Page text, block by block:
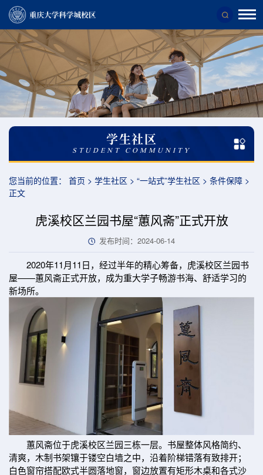
校
区
概
况
学生社区
STUDENT COMMUNITY
您当前的位置： 首页 > 学生社区 > “一站式”学生社区 > 条件保障 >
正文
虎溪校区兰园书屋“蕙风斋”正式开放
发布时间：2024-06-14
2020年11月11日，经过半年的精心筹备，虎溪校区兰园书
屋——蕙风斋正式开放，成为重大学子畅游书海、舒适学习的
新场所。
蕙风斋位于虎溪校区兰园三栋一层。书屋整体风格简约、
清爽，木制书架镶于镂空白墙之中，沿着阶梯错落有致排开；
白色窗帘搭配欧式半圆落地窗，窗边放置有矩形木桌和各式沙